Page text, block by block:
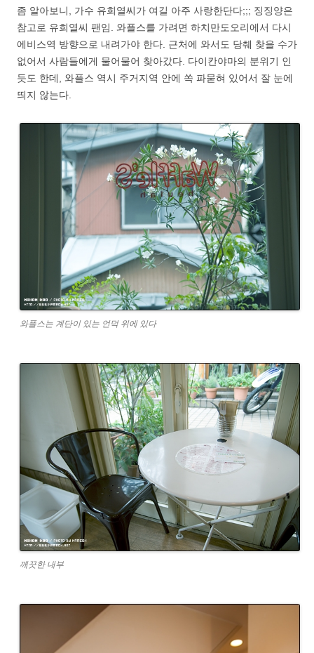
좀 알아보니, 가수 유희열씨가 여길 아주 사랑한단다;;; 징징양은
참고로 유희열씨 팬임. 와플스를 가려면 하치만도오리에서 다시
에비스역 방향으로 내려가야 한다. 근처에 와서도 당췌 찾을 수가
없어서 사람들에게 물어물어 찾아갔다. 다이칸야마의 분위기 인
듯도 한데, 와플스 역시 주거지역 안에 쏙 파묻혀 있어서 잘 눈에
띄지 않는다.
와플스는 계단이 있는 언덕 위에 있다
깨끗한 내부